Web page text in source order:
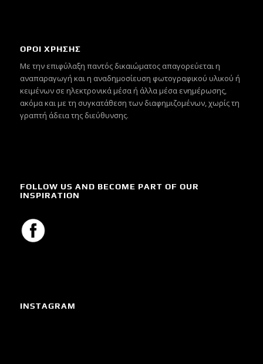
ΟΡΟΙ ΧΡΗΣΗΣ
Mε την επιφύλαξη παντός δικαιώματος απαγορεύεται η
αναπαραγωγή και η αναδημοσίευση φωτογραφικού υλικού ή
κειμένων σε ηλεκτρονικά μέσα ή άλλα μέσα ενημέρωσης,
ακόμα και με τη συγκατάθεση των διαφημιζομένων, χωρίς τη
γραπτή άδεια της διεύθυνσης.
FOLLOW US AND BECOME PART OF OUR
INSPIRATION
INSTAGRAM